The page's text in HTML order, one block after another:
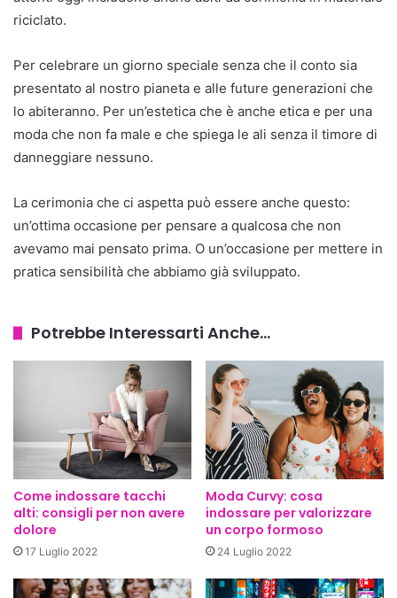
riciclato.
Per celebrare un giorno speciale senza che il conto sia
presentato al nostro pianeta e alle future generazioni che
lo abiteranno. Per un’estetica che è anche etica e per una
moda che non fa male e che spiega le ali senza il timore di
danneggiare nessuno.
La cerimonia che ci aspetta può essere anche questo:
un’ottima occasione per pensare a qualcosa che non
avevamo mai pensato prima. O un’occasione per mettere in
pratica sensibilità che abbiamo già sviluppato.
Potrebbe Interessarti Anche...
Come indossare tacchi
alti: consigli per non avere
dolore
17 Luglio 2022
Moda Curvy: cosa
indossare per valorizzare
un corpo formoso
24 Luglio 2022